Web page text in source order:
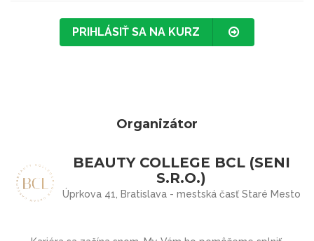
PRIHLÁSIŤ SA NA KURZ
Organizátor
BEAUTY COLLEGE BCL (SENI
S.R.O.)
Úprkova 41, Bratislava - mestská časť Staré Mesto